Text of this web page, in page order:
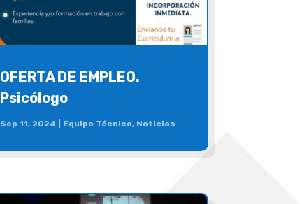
OFERTA DE EMPLEO.
Psicólogo
Sep 11, 2024 Equipo Técnico, Noticias